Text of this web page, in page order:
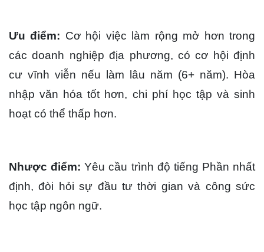
Ưu điểm: Cơ hội việc làm rộng mở hơn trong
các doanh nghiệp địa phương, có cơ hội định
cư vĩnh viễn nếu làm lâu năm (6+ năm). Hòa
nhập văn hóa tốt hơn, chi phí học tập và sinh
hoạt có thể thấp hơn.
Nhược điểm: Yêu cầu trình độ tiếng Phần nhất
định, đòi hỏi sự đầu tư thời gian và công sức
học tập ngôn ngữ.